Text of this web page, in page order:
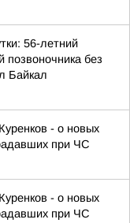
56-летний
позвоночника без
Байкал
- о новых
при ЧС
- о новых
при ЧС